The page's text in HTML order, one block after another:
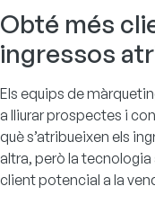
Obté més
ingressos
Els equips de
a lliurar prospectes i
què s’atribueixen els
altra, però la tecnologia
client potencial a la